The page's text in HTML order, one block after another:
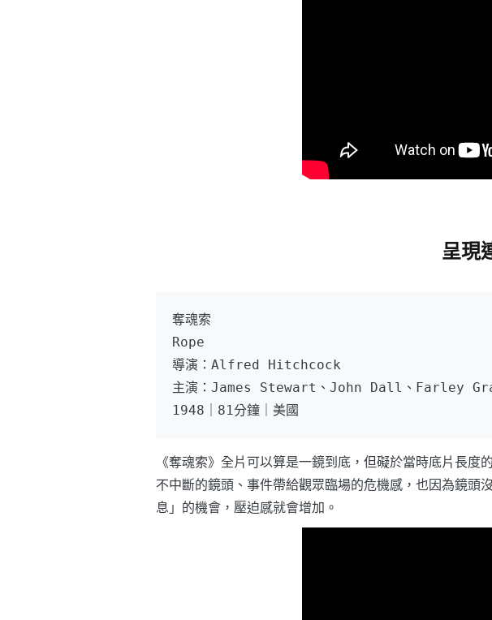
呈現
奪魂索
Rope
導演：Alfred Hitchcock
主演：James Stewart、John Dall、Farley
1948｜81分鐘｜美國
《奪魂索》全片可以算是一鏡到底，但礙於當時底片長
不中斷的鏡頭、事件帶給觀眾臨場的危機感，也因為鏡頭
息」的機會，壓迫感就會增加。